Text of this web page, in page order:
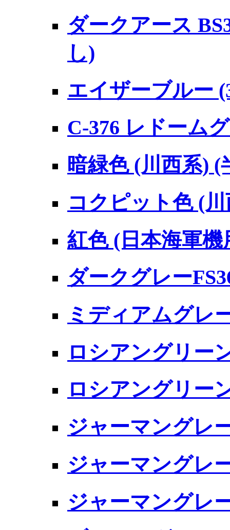
ダークアース
し)
エイザーブルー
C-376 レドーム
暗緑色 (川西系) (
コクピット色 (
紅色 (日本海軍機
ダークグレー
ミディアムグレ
ロシアングリー
ロシアングリー
ジャーマングレ
ジャーマングレ
ジャーマングレ